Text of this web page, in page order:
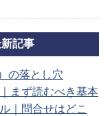
記事
の落とし穴
まず読むべき基本
｜問合せはどこ